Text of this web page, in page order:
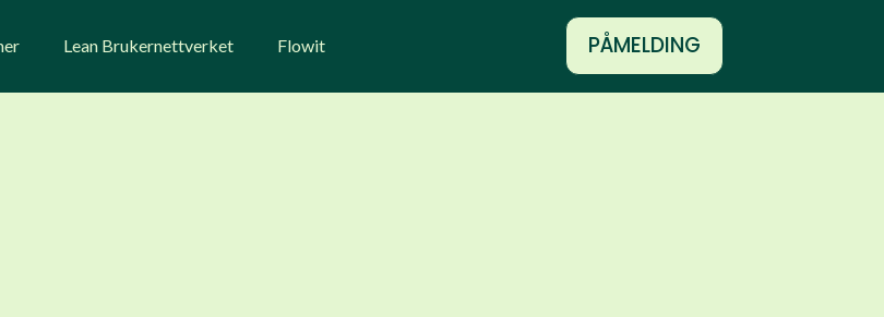
Lean Brukernettverket Flowit PÅMELDING